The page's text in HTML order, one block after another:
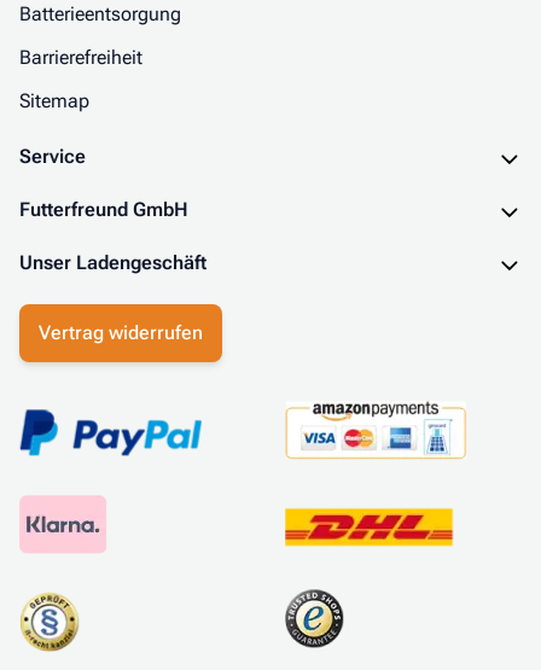
Batterieentsorgung
Barrierefreiheit
Sitemap
Service
Futterfreund GmbH
Unser Ladengeschäft
Vertrag widerrufen